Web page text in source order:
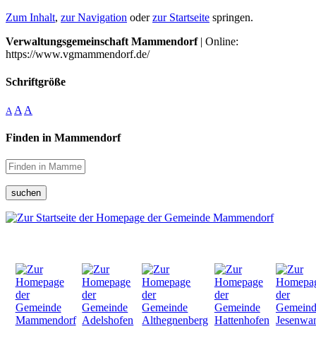
Zum Inhalt, zur Navigation oderzur Startseite springen.
Verwaltungsgemeinschaft Mammendorf| Online:
https://www.vgmammendorf.de/
Schriftgröße
A A A
Finden in Mammendorf
suchen